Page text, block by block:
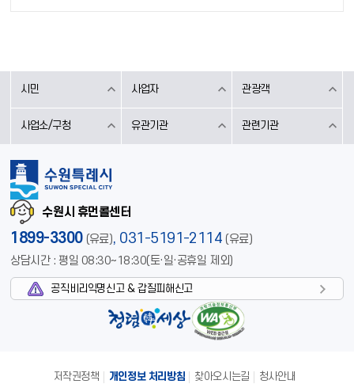
시민 사업자 관광객
사업소/구청 유관기관 관련기관
수원시 휴먼콜센터
1899-3300 (유료), 031-5191-2114 (유료)
상담시간 : 평일 08:30~18:30(토·일·공휴일 제외)
공직비리익명신고 & 갑질피해신고
저작권정책 개인정보 처리방침 찾아오시는길 청사안내